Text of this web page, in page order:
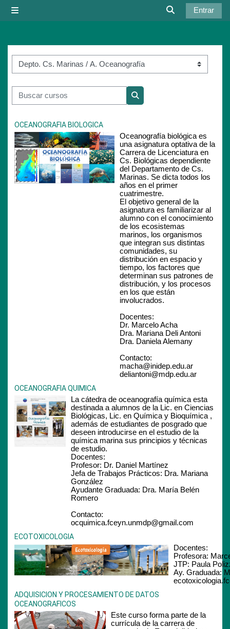
Selector de
Entrar
Categorías
Buscar cursos
OCEANOGRAFIA BIOLOGICA
Oceanografía biológica es
una asignatura optativa de la
Carrera de Licenciatura en
Cs. Biológicas dependiente
del Departamento de Cs.
Marinas. Se dicta todos los
años en el primer
cuatrimestre.
El objetivo general de la
asignatura es familiarizar al
alumno con el conocimiento
de los ecosistemas
marinos, los organismos
que integran sus distintas
comunidades, su
distribución en espacio y
tiempo, los factores que
determinan sus patrones de
distribución, y los procesos
en los que están
involucrados.
Docentes:
Dr. Marcelo Acha
Dra. Mariana Deli Antoni
Dra. Daniela Alemany
Contacto:
macha@inidep.edu.ar
deliantoni@mdp.edu.ar
OCEANOGRAFIA QUIMICA
La cátedra de oceanografía química esta
destinada a alumnos de la Lic. en Ciencias
Biológicas, Lic. en Química y Bioquímica ,
además de estudiantes de posgrado que
deseen introducirse en el estudio de la
química marina sus principios y técnicas
de estudio.
Docentes:
Profesor: Dr. Daniel Martínez
Jefa de Trabajos Prácticos: Dra. Mariana
González
Ayudante Graduada: Dra. María Belén
Romero
Contacto:
ocquimica.fceyn.unmdp@gmail.com
ECOTOXICOLOGIA
Docentes:
Profesora:
JTP: Paula
Ay. Graduada:
ADQUISICION Y PROCESAMIENTO DE DATOS
OCEANOGRAFICOS
Este curso forma parte de la
currícula de la carrera de